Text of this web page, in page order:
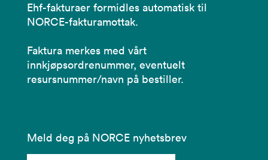
Ehf-fakturaer formidles automatisk til
NORCE-fakturamottak.
Faktura merkes med vårt
innkjøpsordrenummer, eventuelt
resursnummer/navn på bestiller.
Meld deg på NORCE nyhetsbrev